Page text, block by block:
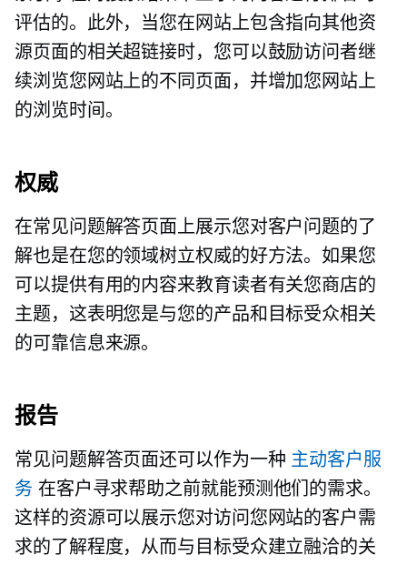
评估的。此外，当您在网站上包含指向其他资
源页面的相关超链接时，您可以鼓励访问者继
续浏览您网站上的不同页面，并增加您网站上
的浏览时间。
权威
在常见问题解答页面上展示您对客户问题的了
解也是在您的领域树立权威的好方法。如果您
可以提供有用的内容来教育读者有关您商店的
主题，这表明您是与您的产品和目标受众相关
的可靠信息来源。
报告
常见问题解答页面还可以作为一种 主动客户服
务 在客户寻求帮助之前就能预测他们的需求。
这样的资源可以展示您对访问您网站的客户需
求的了解程度，从而与目标受众建立融洽的关